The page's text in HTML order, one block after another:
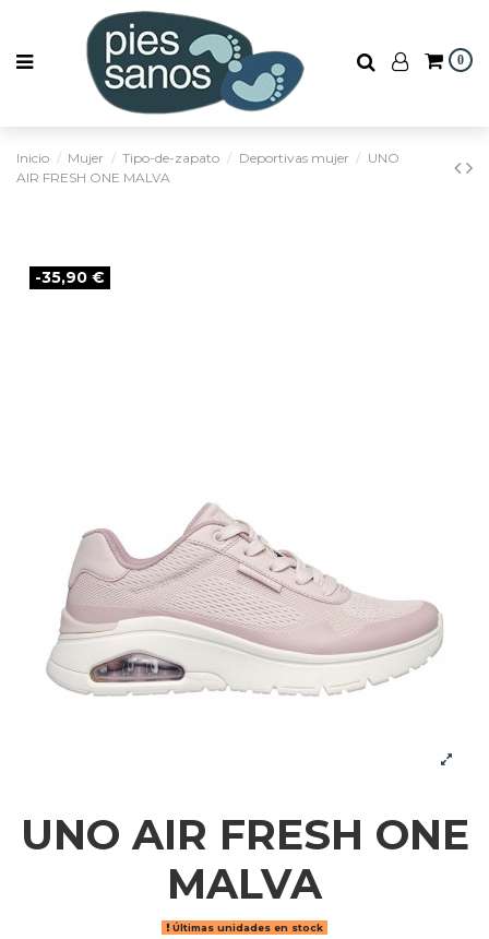
0
Inicio Mujer Tipo-de-zapato Deportivas mujer
UNO
AIR FRESH ONE MALVA
-35,90 €
UNO AIR FRESH ONE
MALVA
Últimas unidades en stock